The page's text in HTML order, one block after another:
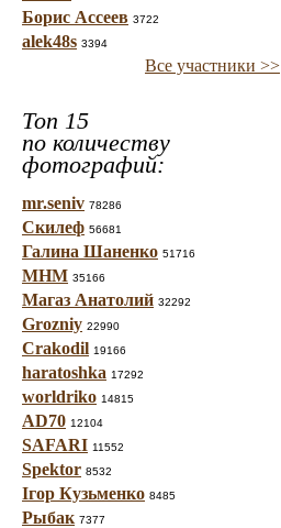
Борис Ассеев 3722
alek48s 3394
Все участники >>
Топ 15
по количеству
фотографий:
mr.seniv 78286
Скилеф 56681
Галина Шаненко 51716
МНМ 35166
Магаз Анатолий 32292
Grozniy 22990
Crakodil 19166
haratoshka 17292
worldriko 14815
AD70 12104
SAFARI 11552
Spektor 8532
Ігор Кузьменко 8485
Рыбак 7377